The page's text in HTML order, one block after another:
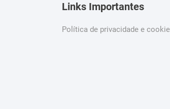
Links Importantes
Política de privacidade e